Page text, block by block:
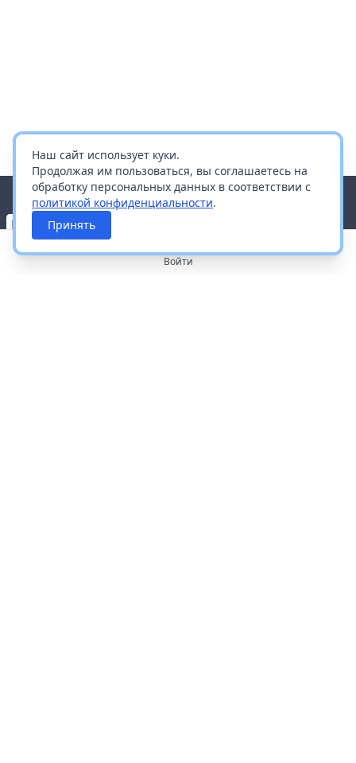
Наш сайт использует куки.
Продолжая им пользоваться, вы соглашаетесь на
обработку персональных данных в соответствии с
политикой конфиденциальности.
Принять
Войти